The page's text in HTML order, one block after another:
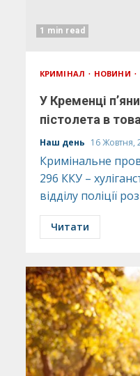
1 min read
КРИМІНАЛ НОВИНИ
У Кременці
пістолета в
Наш день 16 Жовтня,
Кримінальне
296 ККУ –
відділу поліції
Читати